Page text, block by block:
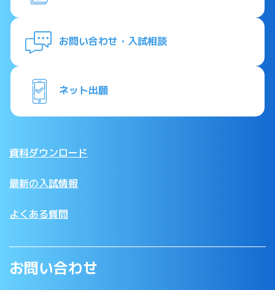
お問い合わせ・入試相談
ネット出願
資料ダウンロード
最新の入試情報
よくある質問
お問い合わせ